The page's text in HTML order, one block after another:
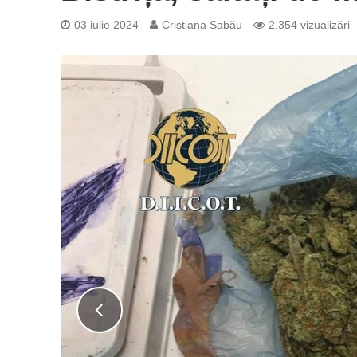
03 iulie 2024 Cristiana Sabău 2.354 vizualizări